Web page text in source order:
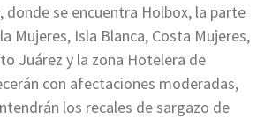
donde se encuentra Holbox, la parte
Mujeres, Isla Blanca, Costa Mujeres,
Juárez y la zona Hotelera de
con afectaciones moderadas,
los recales de sargazo de